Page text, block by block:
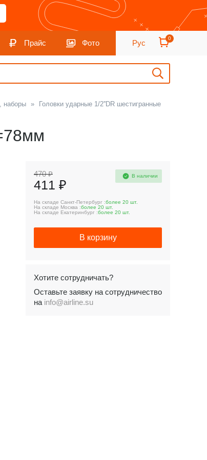
Прайс Фото Рус
0
наборы »
Головки ударные 1/2''DR шестигранные
470 ₽
411 ₽
В наличии
На складе Санкт-Петербург :более 20 шт.
На складе Москва :более 20 шт.
На складе Екатеринбург :более 20 шт.
В корзину
Хотите сотрудничать?
Оставьте заявку на сотрудничество
на info@airline.su